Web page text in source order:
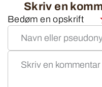
Skriv en
Bedøm en opskrift